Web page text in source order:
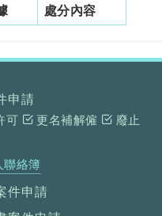
處分內容
申請
可 更名補解僱
廢止
聯絡簿
件申請